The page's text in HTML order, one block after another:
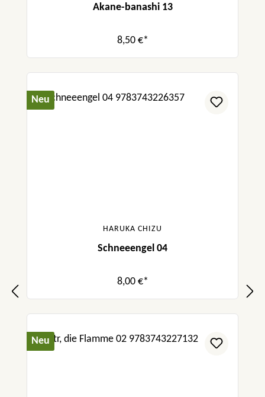
Akane-banashi 13
8,50 €*
Neu
HARUKA CHIZU
Schneeengel 04
8,00 €*
Neu